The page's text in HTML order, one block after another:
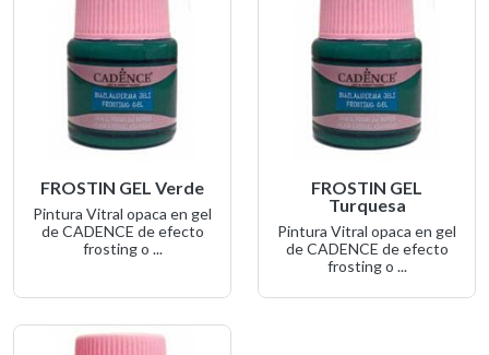
FROSTIN GEL Verde
Pintura Vitral opaca en gel
de CADENCE de efecto
frosting o ...
FROSTIN GEL
Turquesa
Pintura Vitral opaca en gel
de CADENCE de efecto
frosting o ...